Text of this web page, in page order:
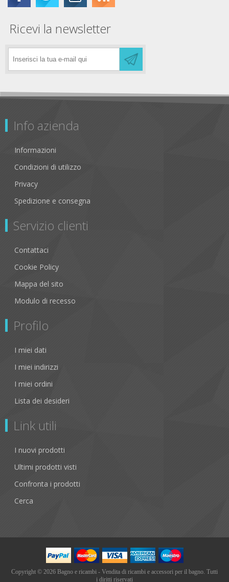
Ricevi la newsletter
Info azienda
Informazioni
Condizioni di utilizzo
Privacy
Spedizione e consegna
Servizio clienti
Contattaci
Cookie Policy
Mappa del sito
Modulo di recesso
Profilo
I miei dati
I miei indirizzi
I miei ordini
Lista dei desideri
Link utili
I nuovi prodotti
Ultimi prodotti visti
Confronta i prodotti
Cerca
Copyright © 2026 Bagno e ricambi - Vendita di ricambi e accessori per il bagno. Tutti
i diritti riservati